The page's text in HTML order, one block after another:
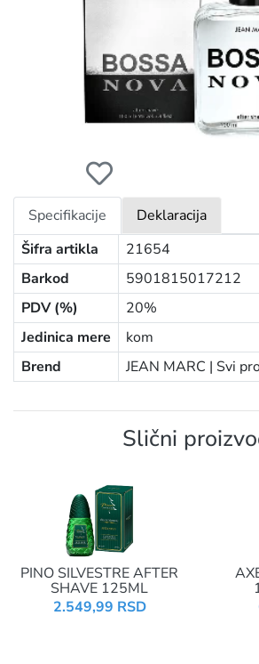
Specifikacije
Deklaracija
Šifra artikla
21654
Barkod
5901815017212
PDV (%)
20%
Jedinica mere
kom
Brend
JEAN MARC | Svi
Slični
PINO SILVESTRE AFTER
SHAVE 125ML
2.549,99 RSD